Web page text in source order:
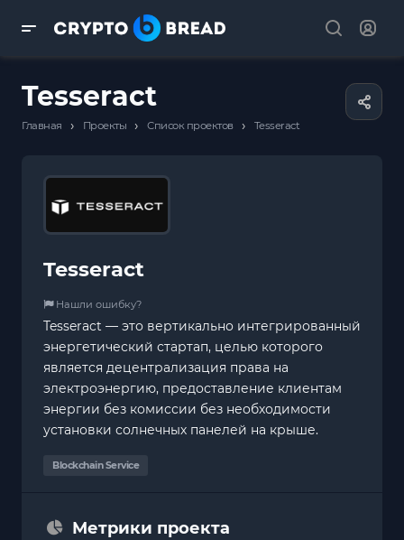
Tesseract
Главная › Проекты › Список проектов › Tesseract
Tesseract
Нашли ошибку?
Tesseract — это вертикально интегрированный
энергетический стартап, целью которого
является децентрализация права на
электроэнергию, предоставление клиентам
энергии без комиссии без необходимости
установки солнечных панелей на крыше.
Blockchain Service
Метрики проекта